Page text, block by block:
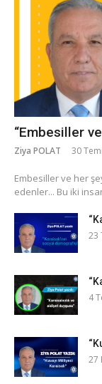
“Embesiller
Ziya POLAT 30
​Embesiller ve her
edenler... Bu iki
23
4
27